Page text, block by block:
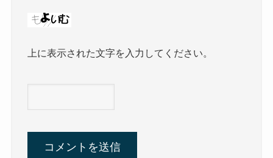
上に表示された文字を入力してください。